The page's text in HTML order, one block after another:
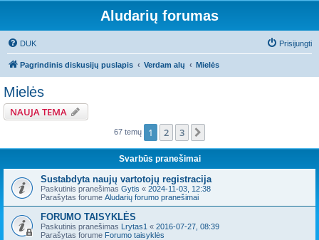
Aludarių forumas
DUK Prisijungti
Pagrindinis diskusijų puslapis Verdam alų Mielės
Mielės
NAUJA TEMA
67 temų 1 2 3
Svarbūs pranešimai
Sustabdyta naujų vartotojų registracija
Paskutinis pranešimas Gytis « 2024-11-03, 12:38
Parašytas forume Aludarių forumo pranešimai
FORUMO TAISYKLĖS
Paskutinis pranešimas Lrytas1 « 2016-07-27, 08:39
Parašytas forume Forumo taisyklės